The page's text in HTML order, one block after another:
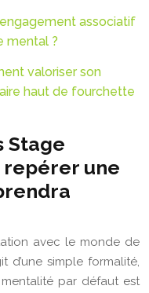
associatif
mental ?
valoriser son
haut de fourchette
Stage
une
avec le monde de
d’une simple formalité,
par défaut est